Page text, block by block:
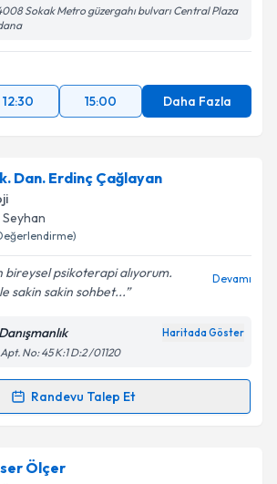
Sokak Metro güzergahı bulvarı Central Plaza
12:30 15:00 Daha Fazla
Dan. Erdinç Çağlayan
Seyhan
bireysel psikoterapi alıyorum.
sakin sakin sohbet...
Devamı
Haritada Göster
No: 45 K:1 D:2 /01120
Randevu Talep Et
Talebi
Erdinç Çağlayan
Ölçer